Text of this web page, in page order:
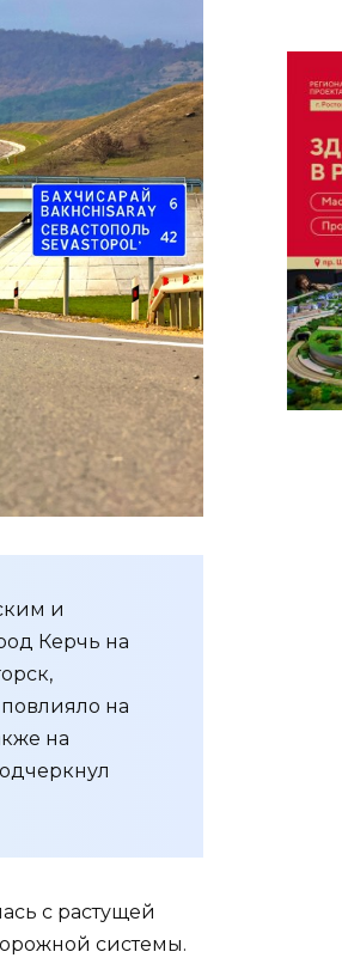
и
Керчь на
на
на
с растущей
системы.